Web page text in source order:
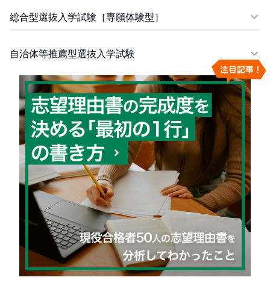
総合型選抜入学試験［専願体験型］
自治体等推薦型選抜入学試験